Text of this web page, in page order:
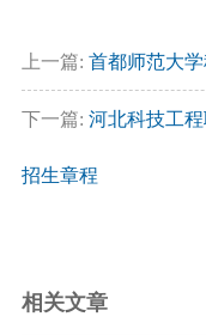
上一篇: 首都师范大
下一篇: 河北科技工
招生章程
相关文章